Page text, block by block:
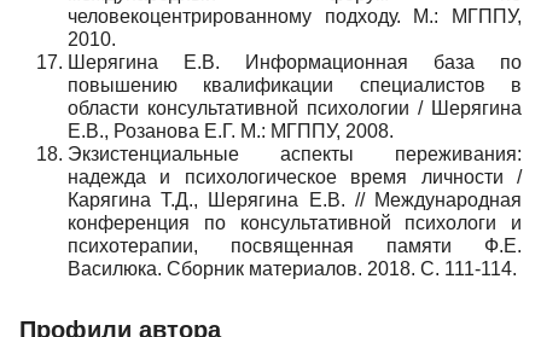
человекоцентрированному подходу. М.: МГППУ,
2010.
Шерягина Е.В. Информационная база по
повышению квалификации специалистов в
области консультативной психологии / Шерягина
Е.В., Розанова Е.Г. М.: МГППУ, 2008.
Экзистенциальные аспекты переживания:
надежда и психологическое время личности /
Карягина Т.Д., Шерягина Е.В. // Международная
конференция по консультативной психологи и
психотерапии, посвященная памяти Ф.Е.
Василюка. Сборник материалов. 2018. С. 111-114.
Профили автора